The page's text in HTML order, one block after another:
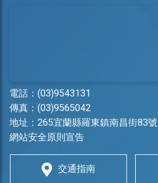
電話： (03)9543131
傳真：(03)9565042
地址： 265宜蘭縣羅東鎮南昌街83號
網站安全原則宣告
交通指南